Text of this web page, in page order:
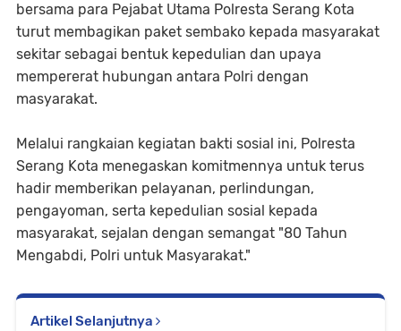
bersama para Pejabat Utama Polresta Serang Kota
turut membagikan paket sembako kepada masyarakat
sekitar sebagai bentuk kepedulian dan upaya
mempererat hubungan antara Polri dengan
masyarakat.
Melalui rangkaian kegiatan bakti sosial ini, Polresta
Serang Kota menegaskan komitmennya untuk terus
hadir memberikan pelayanan, perlindungan,
pengayoman, serta kepedulian sosial kepada
masyarakat, sejalan dengan semangat "80 Tahun
Mengabdi, Polri untuk Masyarakat."
Artikel Selanjutnya